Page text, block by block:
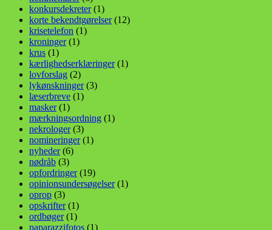
konkursdekreter(1)
korte bekendtgørelser(12)
krisetelefon (1)
kroninger(1)
krus (1)
kærlighedserklæringer(1)
lovforslag (2)
lykønskninger(3)
læserbreve (1)
masker(1)
mærkningsordning (1)
nekrologer(3)
nomineringer(1)
nyheder(6)
nødråb (3)
opfordringer(19)
opinionsundersøgelser(1)
oprop (3)
opskrifter(1)
ordbøger(1)
paparazzifotos (1)